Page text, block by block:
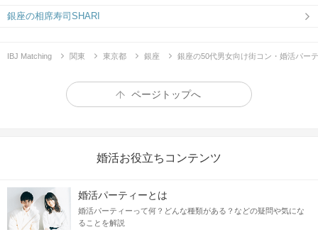
銀座の相席寿司SHARI
IBJ Matching 関東 東京都 銀座 銀座の50代男女向け街コン・婚活パー
ページトップへ
婚活お役立ちコンテンツ
婚活パーティーとは
婚活パーティーって何？どんな種類がある？などの疑問や気にな
ることを解説